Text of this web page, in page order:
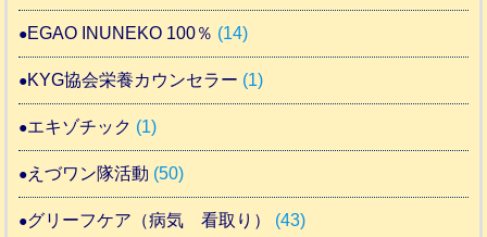
EGAO INUNEKO 100％ (14)
KYG協会栄養カウンセラー (1)
エキゾチック (1)
えづワン隊活動 (50)
グリーフケア（病気 看取り） (43)